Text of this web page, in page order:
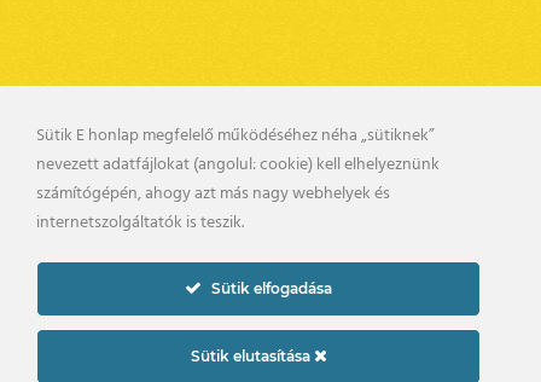
BELSŐ VISSZAÉLÉS BEJELENTÉSI RENDSZER
KAPCSOLAT
UTÁNPÓTLÁS
PÁLYARENDSZABÁLYOK
ADATKEZELÉSI TÁJÉKOZTATÓ
2019. © gyirmotfc.hu
Sütik E honlap megfelelő működéséhez néha „sütiknek”
nevezett adatfájlokat (angolul: cookie) kell elhelyeznünk
számítógépén, ahogy azt más nagy webhelyek és
internetszolgáltatók is teszik.
Sütik elfogadása
Sütik elutasítása